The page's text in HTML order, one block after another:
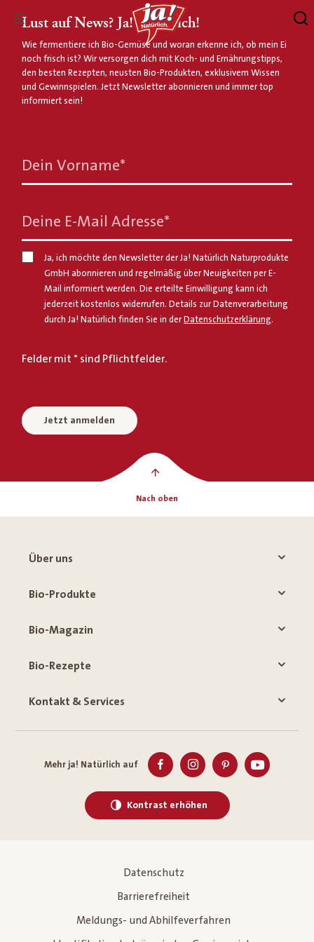
Lust auf News? Ja! Natürlich!
Wie fermentiere ich Bio-Gemüse und woran erkenne ich, ob mein Ei
noch frisch ist? Wir versorgen dich mit Koch- und Ernährungstipps,
den besten Rezepten, neusten Bio-Produkten, exklusivem Wissen
und Gewinnspielen. Jetzt Newsletter abonnieren und immer top
informiert sein!
Dein Vorname*
Deine E-Mail Adresse*
Ja, ich möchte den Newsletter der Ja! Natürlich Naturprodukte
GmbH abonnieren und regelmäßig über Neuigkeiten per E-
Mail informiert werden. Die erteilte Einwilligung kann ich
jederzeit kostenlos widerrufen. Details zur Datenverarbeitung
durch Ja! Natürlich finden Sie in der Datenschutzerklärung.
Felder mit * sind Pflichtfelder.
Jetzt anmelden
Nach oben
Über uns
Bio-Produkte
Bio-Magazin
Bio-Rezepte
Kontakt & Services
Mehr ja! Natürlich auf
Kontrast erhöhen
Datenschutz
Barrierefreiheit
Meldungs- und Abhilfeverfahren